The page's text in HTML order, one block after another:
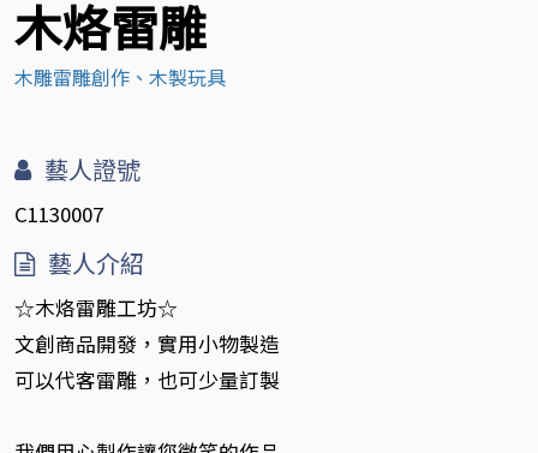
木烙雷雕
木雕雷雕創作、木製玩具
藝人證號
C1130007
藝人介紹
☆木烙雷雕工坊☆
文創商品開發，實用小物製造
可以代客雷雕，也可少量訂製